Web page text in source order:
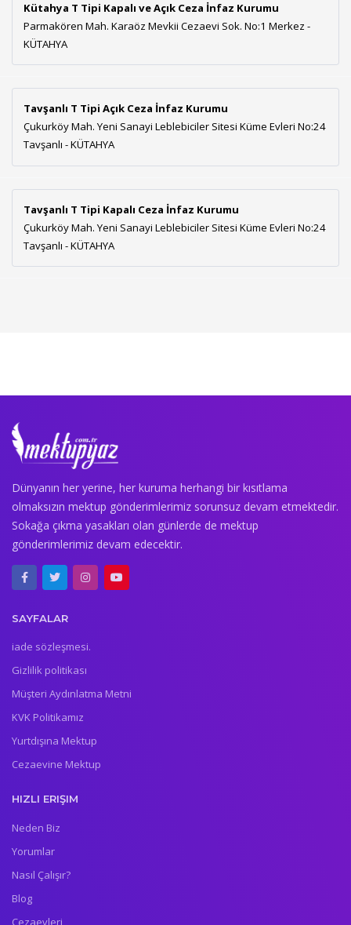
Kütahya T Tipi Kapalı ve Açık Ceza İnfaz Kurumu
Parmakören Mah. Karaöz Mevkii Cezaevi Sok. No:1 Merkez -
KÜTAHYA
Tavşanlı T Tipi Açık Ceza İnfaz Kurumu
Çukurköy Mah. Yeni Sanayi Leblebiciler Sitesi Küme Evleri No:24
Tavşanlı - KÜTAHYA
Tavşanlı T Tipi Kapalı Ceza İnfaz Kurumu
Çukurköy Mah. Yeni Sanayi Leblebiciler Sitesi Küme Evleri No:24
Tavşanlı - KÜTAHYA
Dünyanın her yerine, her kuruma herhangi bir kısıtlama
olmaksızın mektup gönderimlerimiz sorunsuz devam etmektedir.
Sokağa çıkma yasakları olan günlerde de mektup
gönderimlerimiz devam edecektir.
SAYFALAR
iade sözleşmesi.
Gizlilik politikası
Müşteri Aydınlatma Metni
KVK Politikamız
Yurtdışına Mektup
Cezaevine Mektup
HIZLI ERIŞIM
Neden Biz
Yorumlar
Nasıl Çalışır?
Blog
Cezaevleri